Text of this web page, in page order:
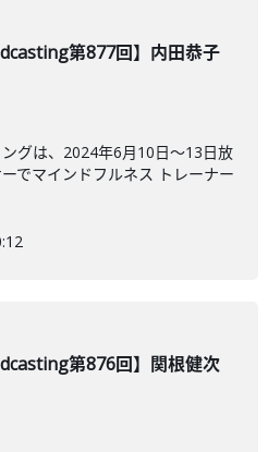
第877回】内田恭子
グは、2024年6月10日〜13日放
でマインドフルネス トレーナー
第876回】関根健次